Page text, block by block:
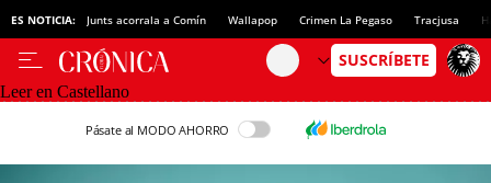
ES NOTICIA: Junts acorrala a Comín Wallapop Crimen La Pegaso Tracjusa
Leer en Castellano
Pásate al MODO AHORRO